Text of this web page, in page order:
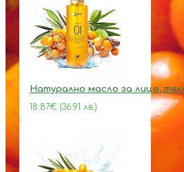
Натурално масло за лице,
18.87€ (36.91 лв.)